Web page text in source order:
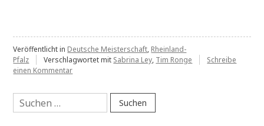
Veröffentlicht in Deutsche Meisterschaft, Rheinland-
Pfalz
Verschlagwortet mit Sabrina Ley, Tim Ronge
Schreibe
einen Kommentarzu
Suchen
nach: